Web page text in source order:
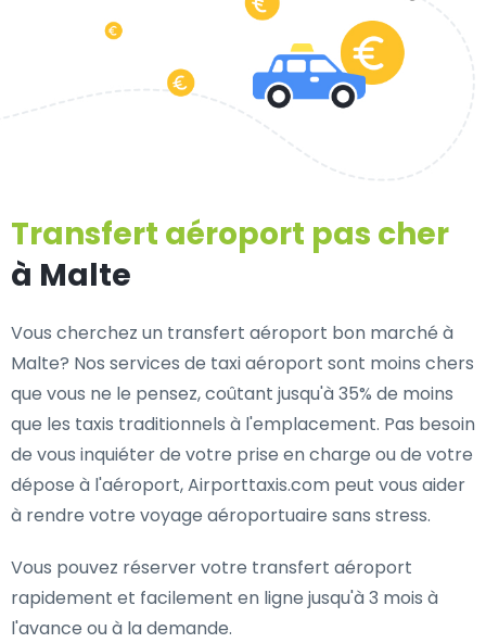
Transfert aéroport pas cher
à Malte
Vous cherchez un transfert aéroport bon marché à
Malte? Nos services de taxi aéroport sont moins chers
que vous ne le pensez, coûtant jusqu'à 35% de moins
que les taxis traditionnels à l'emplacement. Pas besoin
de vous inquiéter de votre prise en charge ou de votre
dépose à l'aéroport, Airporttaxis.com peut vous aider
à rendre votre voyage aéroportuaire sans stress.
Vous pouvez réserver votre transfert aéroport
rapidement et facilement en ligne jusqu'à 3 mois à
l'avance ou à la demande.